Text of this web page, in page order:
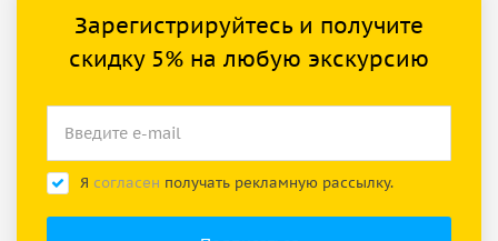
Зарегистрируйтесь и получите
скидку 5% на любую экскурсию
Я согласен получать рекламную рассылку.